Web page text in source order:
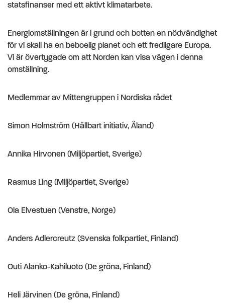
statsfinanser med ett aktivt klimatarbete.
Energiomställningen är i grund och botten en nödvändighet
för vi skall ha en beboelig planet och ett fredligare Europa.
Vi är övertygade om att Norden kan visa vägen i denna
omställning.
Medlemmar av Mittengruppen i Nordiska rådet
Simon Holmström (Hållbart initiativ, Åland)
Annika Hirvonen (Miljöpartiet, Sverige)
Rasmus Ling (Miljöpartiet, Sverige)
Ola Elvestuen (Venstre, Norge)
Anders Adlercreutz (Svenska folkpartiet, Finland)
Outi Alanko-Kahiluoto (De gröna, Finland)
Heli Järvinen (De gröna, Finland)